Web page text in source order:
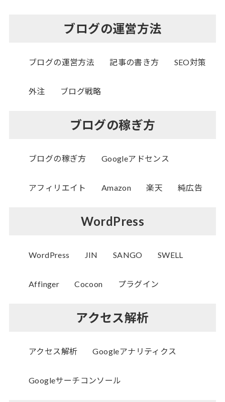
ブログの運営方法
ブログの運営方法 記事の書き方 SEO対策
外注 ブログ戦略
ブログの稼ぎ方
ブログの稼ぎ方 Googleアドセンス
アフィリエイト Amazon 楽天 純広告
WordPress
WordPress JIN SANGO SWELL
Affinger Cocoon プラグイン
アクセス解析
アクセス解析 Googleアナリティクス
Googleサーチコンソール